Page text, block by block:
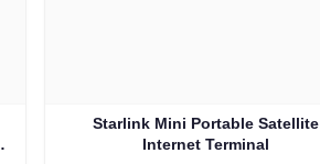
Starlink Mini Portable Satellite
Internet Terminal